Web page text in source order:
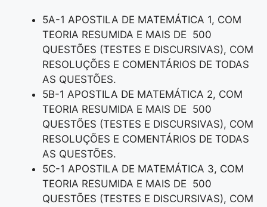
5A-1 APOSTILA DE MATEMÁTICA 1, COM
TEORIA RESUMIDA E MAIS DE 500
QUESTÕES (TESTES E DISCURSIVAS), COM
RESOLUÇÕES E COMENTÁRIOS DE TODAS
AS QUESTÕES.
5B-1 APOSTILA DE MATEMÁTICA 2, COM
TEORIA RESUMIDA E MAIS DE 500
QUESTÕES (TESTES E DISCURSIVAS), COM
RESOLUÇÕES E COMENTÁRIOS DE TODAS
AS QUESTÕES.
5C-1 APOSTILA DE MATEMÁTICA 3, COM
TEORIA RESUMIDA E MAIS DE 500
QUESTÕES (TESTES E DISCURSIVAS), COM